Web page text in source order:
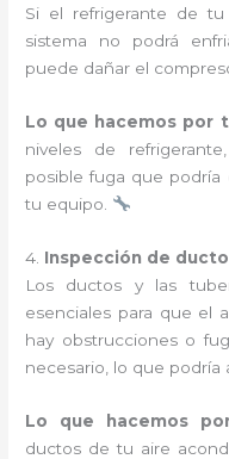
Si el refrigerante de
sistema no podrá
puede dañar el
Lo que hacemos por
niveles de
posible fuga que
tu equipo.
4. Inspección de
Los ductos y las
esenciales para que el
hay obstrucciones o
necesario, lo que podría
Lo que hacemos
ductos de tu aire